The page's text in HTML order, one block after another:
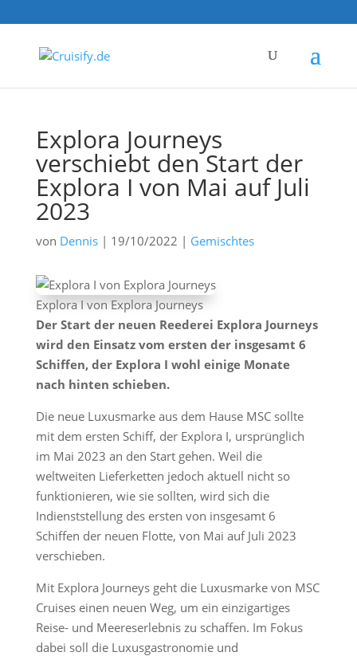
Explora Journeys
verschiebt den Start der
Explora I von Mai auf Juli
2023
von Dennis| 19/10/2022 | Gemischtes
Explora I von Explora Journeys
Der Start der neuen Reederei Explora Journeys
wird den Einsatz vom ersten der insgesamt 6
Schiffen, der Explora I wohl einige Monate
nach hinten schieben.
Die neue Luxusmarke aus dem Hause MSC sollte
mit dem ersten Schiff, der Explora I, ursprünglich
im Mai 2023 an den Start gehen. Weil die
weltweiten Lieferketten jedoch aktuell nicht so
funktionieren, wie sie sollten, wird sich die
Indienststellung des ersten von insgesamt 6
Schiffen der neuen Flotte, von Mai auf Juli 2023
verschieben.
Mit Explora Journeys geht die Luxusmarke von MSC
Cruises einen neuen Weg, um ein einzigartiges
Reise- und Meereserlebnis zu schaffen. Im Fokus
dabei soll die Luxusgastronomie und